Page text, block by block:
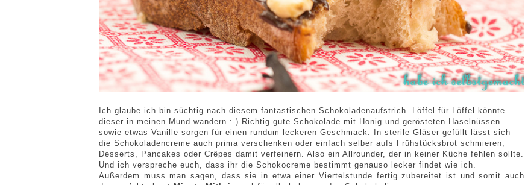
Ich glaube ich bin süchtig nach diesem fantastischen Schokoladenaufstrich. Löffel für Löffel könnte
dieser in meinen Mund wandern :-) Richtig gute Schokolade mit Honig und gerösteten Haselnüssen
sowie etwas Vanille sorgen für einen rundum leckeren Geschmack. In sterile Gläser gefüllt lässt sich
die Schokoladencreme auch prima verschenken oder einfach selber aufs Frühstücksbrot schmieren,
Desserts, Pancakes oder Crêpes damit verfeinern. Also ein Allrounder, der in keiner Küche fehlen sollte.
Und ich verspreche euch, dass ihr die Schokocreme bestimmt genauso lecker findet wie ich.
Außerdem muss man sagen, dass sie in etwa einer Viertelstunde fertig zubereitet ist und somit auch